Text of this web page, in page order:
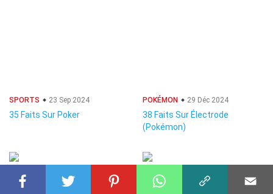
SPORTS 23 Sep 2024
35 Faits Sur Poker
POKÉMON 29 Déc 2024
38 Faits Sur Électrode
(Pokémon)